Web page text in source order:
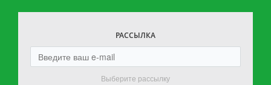
РАССЫЛКА
Выберите рассылку